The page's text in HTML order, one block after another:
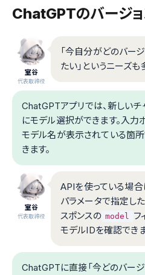
ChatGPTのバージ
室谷
代表取締役
「今自分がどのバー
たい」というニーズも
ChatGPTアプリでは、新しいチ
にモデル選択ができます。入力
モデル名が表示されている箇
きます。
室谷
代表取締役
APIを使っている場合
パラメータで指定し
スポンスの model
フ
モデルIDを確認できま
ChatGPTに直接「今どのバージ